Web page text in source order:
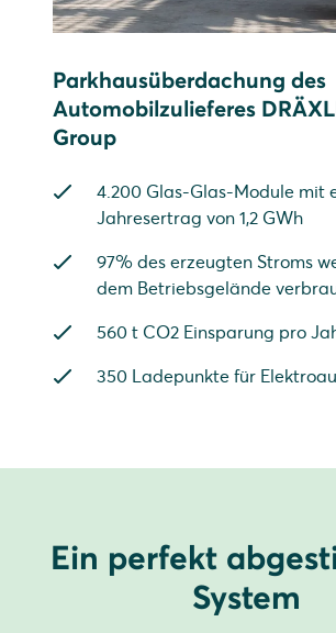
Parkhausüberdachung des
Automobilzulieferes
Group
4.200 Glas-Glas-Module mit
Jahresertrag von 1,2 GWh
97% des erzeugten Stroms
dem Betriebsgelände
560 t CO2 Einsparung pro
350 Ladepunkte für
Ein perfekt
System